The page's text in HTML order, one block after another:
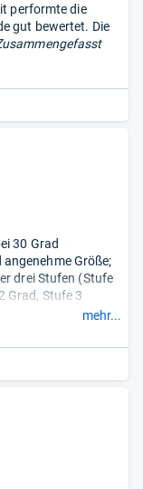
performte die
gut bewertet. Die
30 Grad
Größe;
drei Stufen (Stufe
Grad, Stufe 3
sich die Decke
unsere
mehr...